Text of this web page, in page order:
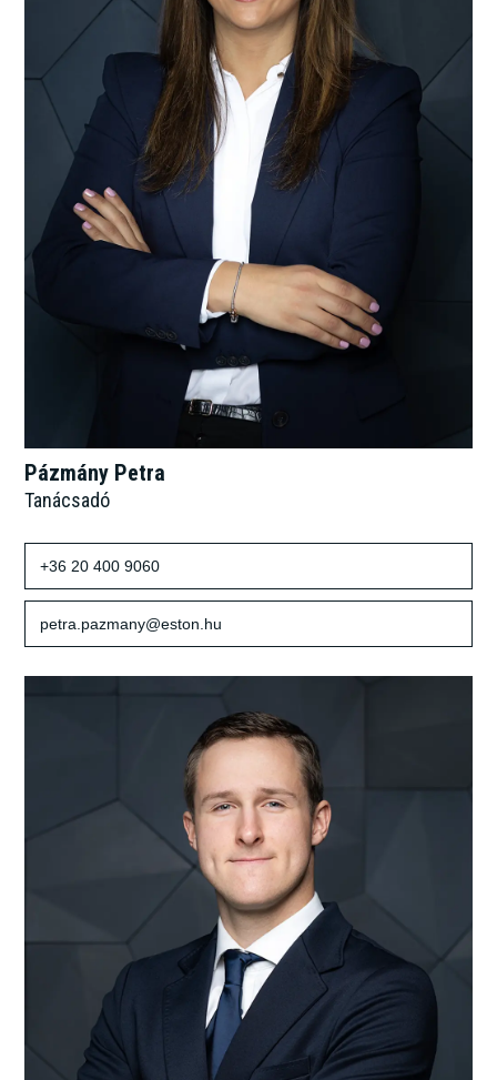
Pázmány Petra
Tanácsadó
+36 20 400 9060
petra.pazmany@eston.hu